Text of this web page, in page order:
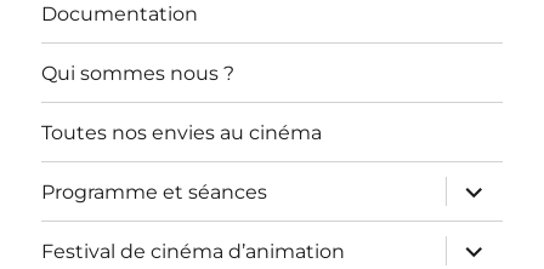
Documentation
Qui sommes nous ?
Toutes nos envies au cinéma
Programme et séances
ouvrir
le
sous-
menu
Festival de cinéma d’animation
ouvrir
le